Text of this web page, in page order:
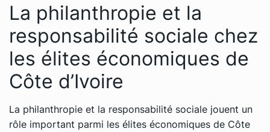
La philanthropie et la
responsabilité sociale chez
les élites économiques de
Côte d’Ivoire
La philanthropie et la responsabilité sociale jouent un
rôle important parmi les élites économiques de Côte